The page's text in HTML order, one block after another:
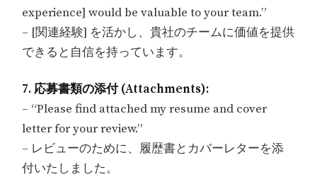
experience] would be valuable to your team.”
– [関連経験] を活かし、貴社のチームに価値を提供
できると自信を持っています。
7. 応募書類の添付 (Attachments):
– “Please find attached my resume and cover
letter for your review.”
– レビューのために、履歴書とカバーレターを添
付いたしました。